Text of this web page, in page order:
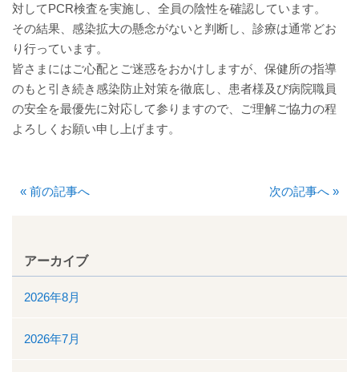
通院について
外来案内
外来診療担当表
診療科一覧
院内の案内図
休日・夜間診療
入院について
対してPCR検査を実施し、全員の陰性を確認しています。
その結果、感染拡大の懸念がないと判断し、診療は通常どお
り行っています。
皆さまにはご心配とご迷惑をおかけしますが、保健所の指導
のもと引き続き感染防止対策を徹底し、患者様及び病院職員
の安全を最優先に対応して参りますので、ご理解ご協力の程
よろしくお願い申し上げます。
« 前の記事へ 次の記事へ »
アーカイブ
2026年8月
2026年7月